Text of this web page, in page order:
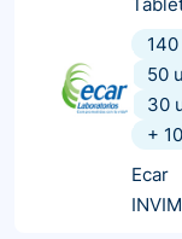
50
30
+ 10
Ecar